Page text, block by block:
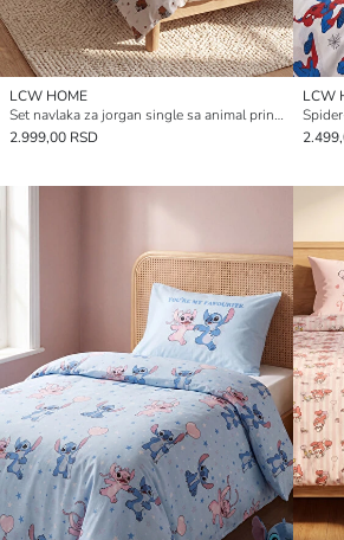
LCW HOME
Set navlaka za jorgan single sa animal printom
2.999,00 RSD
LCW